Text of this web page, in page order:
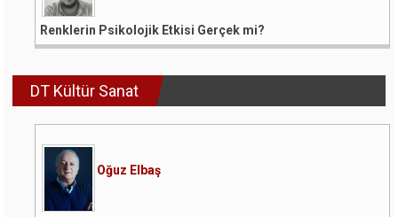
Renklerin Psikolojik Etkisi Gerçek mi?
DT Kültür Sanat
Oğuz Elbaş